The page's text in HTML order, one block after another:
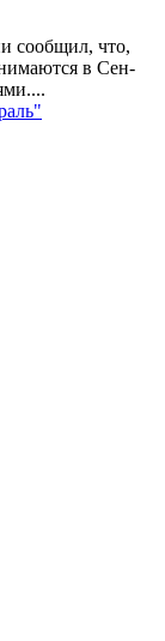
сообщил, что,
в Сен-